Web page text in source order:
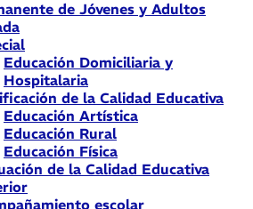
de Jóvenes y Adultos
Educación Domiciliaria y
Hospitalaria
de la Calidad Educativa
Educación Artística
Educación Rural
Educación Física
de la Calidad Educativa
escolar